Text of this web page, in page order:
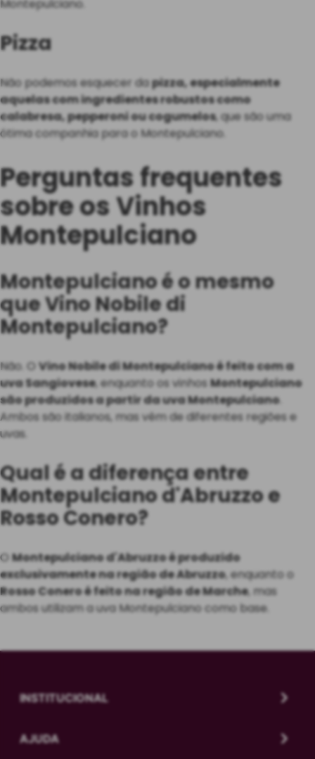
Montepulciano.
Pizza
Não podemos esquecer dapizza, especialmente
aquelas com ingredientes robustos como
calabresa, pepperoni ou cogumelos, que são uma
ótima companhia para o Montepulciano.
Perguntas frequentes
sobre os Vinhos
Montepulciano
Montepulciano é o mesmo
que Vino Nobile di
Montepulciano?
Não. OVino Nobile di Montepulciano é feito com a
uva Sangiovese, enquanto os vinhosMontepulciano
são produzidos a partir da uva Montepulciano.
Ambos são italianos, mas vêm de diferentes regiões e
uvas.
Qual é a diferença entre
Montepulciano d'Abruzzo e
Rosso Conero?
OMontepulciano d'Abruzzo é produzido
exclusivamente na região de Abruzzo, enquanto o
Rosso Conero é feito na região de Marche, mas
ambos utilizam a uva Montepulciano como base.
INSTITUCIONAL
AJUDA